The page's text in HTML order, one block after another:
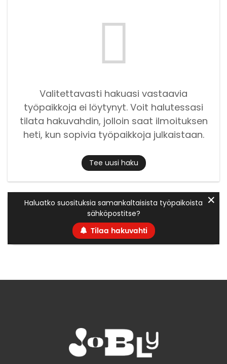
Valitettavasti hakuasi vastaavia
työpaikkoja ei löytynyt. Voit halutessasi
tilata hakuvahdin, jolloin saat ilmoituksen
heti, kun sopivia työpaikkoja julkaistaan.
Tee uusi haku
Haluatko suosituksia samankaltaisista työpaikoista
sähköpostitse?
Tilaa hakuvahti
✕